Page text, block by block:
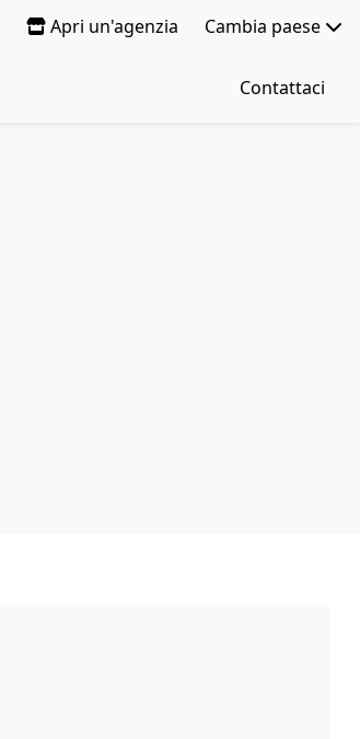
Apri un'agenzia Cambia paese
Contattaci